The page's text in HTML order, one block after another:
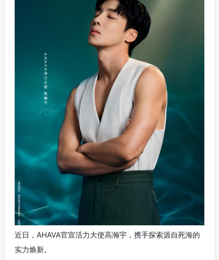
近日，AHAVA官宣活力大使高瀚宇，携手探索源自死海的
实力焕新。